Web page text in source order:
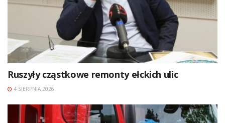
Ruszyły cząstkowe remonty ełckich ulic
4 SIERPNIA 2026